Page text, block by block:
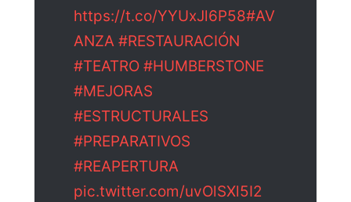
https://t.co/YYUxJl6P58#AV
ANZA #RESTAURACIÓN
#TEATRO #HUMBERSTONE
#MEJORAS
#ESTRUCTURALES
#PREPARATIVOS
#REAPERTURA
pic.twitter.com/uvOlSXl5I2